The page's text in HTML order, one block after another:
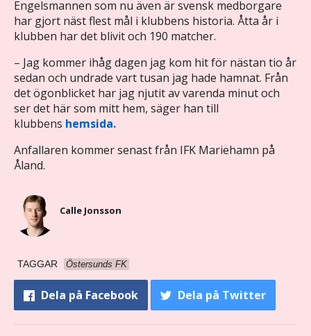
Engelsmannen som nu även är svensk medborgare
har gjort näst flest mål i klubbens historia. Åtta år i
klubben har det blivit och 190 matcher.
– Jag kommer ihåg dagen jag kom hit för nästan tio år
sedan och undrade vart tusan jag hade hamnat. Från
det ögonblicket har jag njutit av varenda minut och
ser det här som mitt hem, säger han till
klubbens hemsida.
Anfallaren kommer senast från IFK Mariehamn på
Åland.
Calle Jonsson
TAGGAR Östersunds FK
Dela på Facebook Dela på Twitter